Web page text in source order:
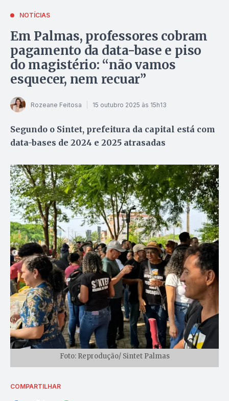
NOTÍCIAS
Em Palmas, professores cobram
pagamento da data-base e piso
do magistério: “não vamos
esquecer, nem recuar”
Rozeane Feitosa 15 outubro 2025 às 15h13
Segundo o Sintet, prefeitura da capital está com
data-bases de 2024 e 2025 atrasadas
Foto: Reprodução/ Sintet Palmas
COMPARTILHAR